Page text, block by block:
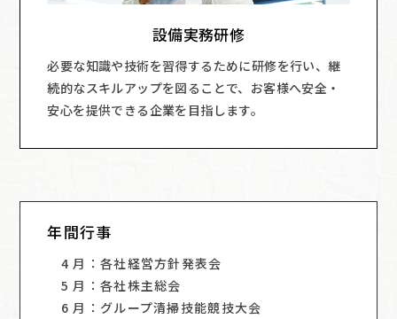
設備実務研修
必要な知識や技術を習得するために研修を行い、継
続的なスキルアップを図ることで、お客様へ安全・
安心を提供できる企業を目指します。
年間行事
4 月：各社経営方針発表会
5 月：各社株主総会
6 月：グループ清掃技能競技大会